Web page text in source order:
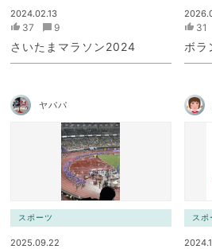
2024.02.13
37 9
さいたまマラソン2024
31
ボラ
ヤパパ
スポーツ
2025.09.22
スポ